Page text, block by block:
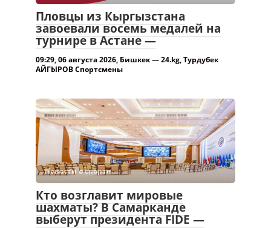
Пловцы из Кыргызстана
завоевали восемь медалей на
турнире в Астане —
09:29, 06 августа 2026, Бишкек — 24.kg, Турдубек
АЙГЫРОВ Спортсмены
Новости о спорте.
Кто возглавит мировые
шахматы? В Самарканде
выберут президента FIDE —